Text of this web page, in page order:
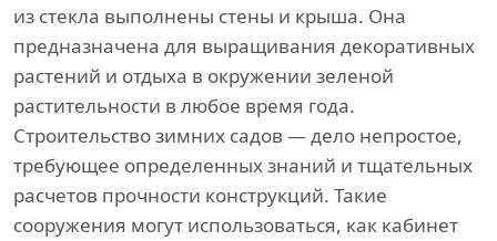
из стекла выполнены стены и крыша. Она
предназначена для выращивания декоративных
растений и отдыха в окружении зеленой
растительности в любое время года.
Строительство зимних садов — дело непростое,
требующее определенных знаний и тщательных
расчетов прочности конструкций. Такие
сооружения могут использоваться, как кабинет